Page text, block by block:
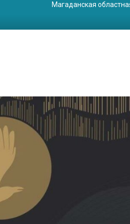
Магаданская